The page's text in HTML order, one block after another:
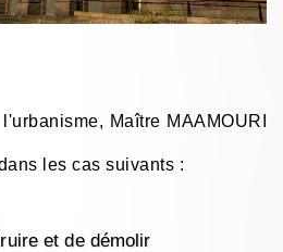
Maître MAAMOURI
les cas suivants :
et de démolir